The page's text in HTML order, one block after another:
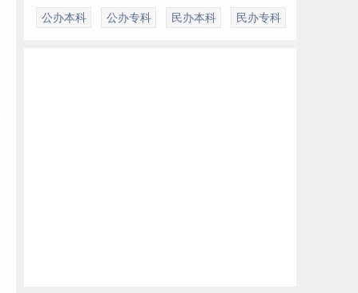
公办本科 公办专科 民办本科 民办专科